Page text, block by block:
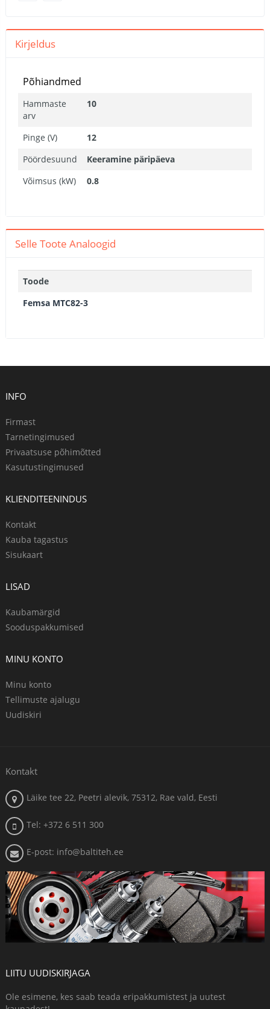
Kirjeldus
Põhiandmed
Hammaste
arv
10
Pinge (V)
12
Pöördesuund
Keeramine päripäeva
Võimsus (kW)
0.8
Selle Toote Analoogid
Toode
Femsa MTC82-3
INFO
Firmast
Tarnetingimused
Privaatsuse põhimõtted
Kasutustingimused
KLIENDITEENINDUS
Kontakt
Kauba tagastus
Sisukaart
LISAD
Kaubamärgid
Sooduspakkumised
MINU KONTO
Minu konto
Tellimuste ajalugu
Uudiskiri
Kontakt
Läike tee 22, Peetri alevik, 75312, Rae vald, Eesti
Tel: +372 6 511 300
E-post: info@baltiteh.ee
LIITU UUDISKIRJAGA
Ole esimene, kes saab teada eripakkumistest ja uutest